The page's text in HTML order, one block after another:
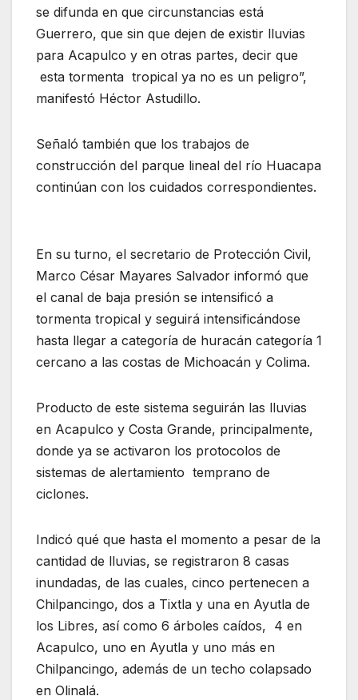
se difunda en que circunstancias está
Guerrero, que sin que dejen de existir lluvias
para Acapulco y en otras partes, decir que
esta tormenta tropical ya no es un peligro”,
manifestó Héctor Astudillo.
Señaló también que los trabajos de
construcción del parque lineal del río Huacapa
continúan con los cuidados correspondientes.
En su turno, el secretario de Protección Civil,
Marco César Mayares Salvador informó que
el canal de baja presión se intensificó a
tormenta tropical y seguirá intensificándose
hasta llegar a categoría de huracán categoría 1
cercano a las costas de Michoacán y Colima.
Producto de este sistema seguirán las lluvias
en Acapulco y Costa Grande, principalmente,
donde ya se activaron los protocolos de
sistemas de alertamiento temprano de
ciclones.
Indicó qué que hasta el momento a pesar de la
cantidad de lluvias, se registraron 8 casas
inundadas, de las cuales, cinco pertenecen a
Chilpancingo, dos a Tixtla y una en Ayutla de
los Libres, así como 6 árboles caídos, 4 en
Acapulco, uno en Ayutla y uno más en
Chilpancingo, además de un techo colapsado
en Olinalá.